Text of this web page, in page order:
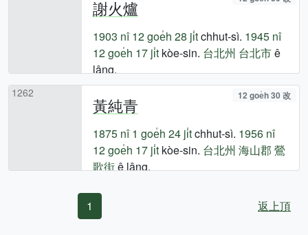
謝火爐
1903 nî 12 goe̍h 28 ji̍tchhut-sì. 1945 nî
12 goe̍h 17 ji̍tkòe-sin. 台北州 台北市ê
lâng.
1262
黃純青 12 goe̍h 30 改
1875 nî 1 goe̍h 24 ji̍tchhut-sì. 1956 nî
12 goe̍h 17 ji̍tkòe-sin. 台北州 海山郡 鶯
歌街ê lâng.
1 返上頂